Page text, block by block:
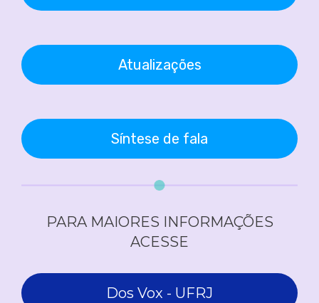
Atualizações
Síntese de fala
PARA MAIORES INFORMAÇÕES
ACESSE
Dos Vox - UFRJ